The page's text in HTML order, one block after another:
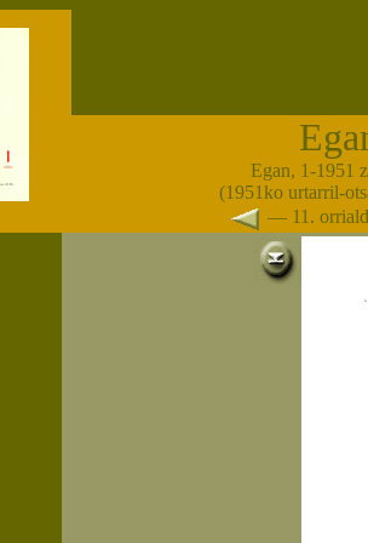
Egan, 1-1951
(1951ko urtarril-
— 11.